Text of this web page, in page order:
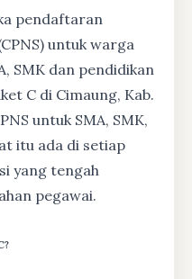
pendaftaran
untuk warga
SMK dan pendidikan
C di Cimaung, Kab.
untuk SMA, SMK,
itu ada di setiap
yang tengah
pegawai.